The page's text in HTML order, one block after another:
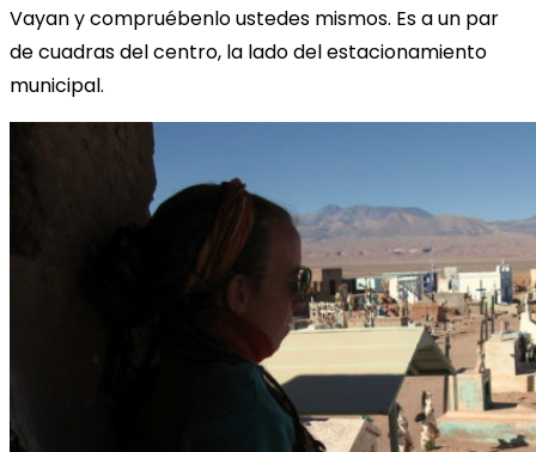
Vayan y compruébenlo ustedes mismos. Es a un par
de cuadras del centro, la lado del estacionamiento
municipal.